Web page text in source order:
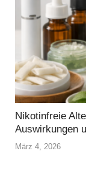
Nikotinfreie
Auswirkungen
März 4, 2026